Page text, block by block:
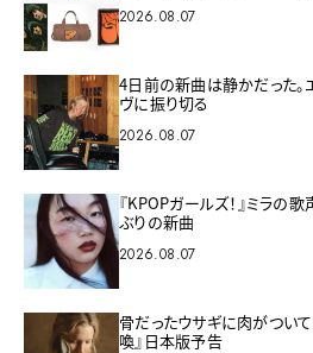
2026.08.07
4日前の新曲は静かだった。
ヴに振り切る
2026.08.07
『KPOPガールズ！』ミラの
ぶりの新曲
2026.08.07
骨だったウサギに肉がついて
喚』日本版予告